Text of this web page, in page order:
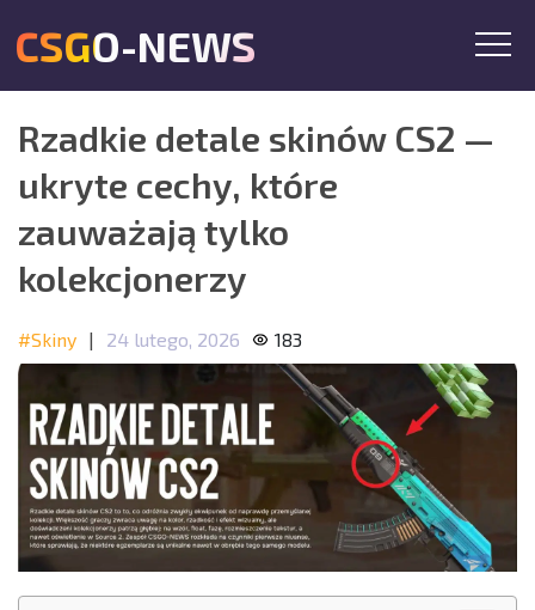
CSGO-NEWS
Rzadkie detale skinów CS2 —
ukryte cechy, które
zauważają tylko
kolekcjonerzy
#Skiny | 24 lutego, 2026 183